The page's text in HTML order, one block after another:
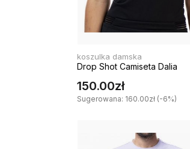
koszulka damska
Drop Shot Camiseta Dalia
150.00zł
Sugerowana: 160.00zł (-6%)